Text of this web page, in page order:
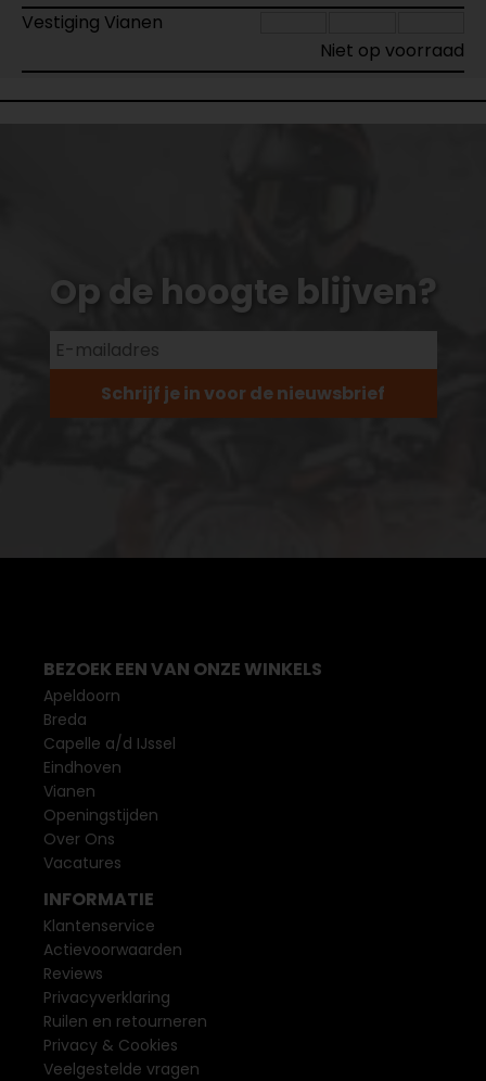
Vestiging Vianen
Niet op voorraad
Op de hoogte blijven?
Schrijf je in voor de nieuwsbrief
BEZOEK EEN VAN ONZE WINKELS
Apeldoorn
Breda
Capelle a/d IJssel
Eindhoven
Vianen
Openingstijden
Over Ons
Vacatures
INFORMATIE
Klantenservice
Actievoorwaarden
Reviews
Privacyverklaring
Ruilen en retourneren
Privacy & Cookies
Veelgestelde vragen